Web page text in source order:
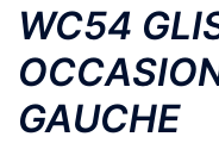
WC54
GAUCHE